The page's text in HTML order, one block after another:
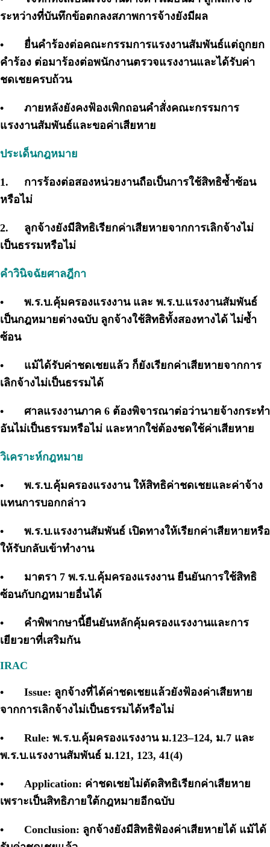
ระหว่างที่บันทึกข้อตกลงสภาพการจ้างยังมีผล
•
ยื่นคำร้องต่อคณะกรรมการแรงงานสัมพันธ์แต่ถูกยก
คำร้อง ต่อมาร้องต่อพนักงานตรวจแรงงานและได้รับค่า
ชดเชยครบถ้วน
•
ภายหลังยังคงฟ้องเพิกถอนคำสั่งคณะกรรมการ
แรงงานสัมพันธ์และขอค่าเสียหาย
ประเด็นกฎหมาย
1.
การร้องต่อสองหน่วยงานถือเป็นการใช้สิทธิซ้ำซ้อน
หรือไม่
2.
ลูกจ้างยังมีสิทธิเรียกค่าเสียหายจากการเลิกจ้างไม่
เป็นธรรมหรือไม่
คำวินิจฉัยศาลฎีกา
•
พ.ร.บ.คุ้มครองแรงงาน และ พ.ร.บ.แรงงานสัมพันธ์
เป็นกฎหมายต่างฉบับ ลูกจ้างใช้สิทธิทั้งสองทางได้ ไม่ซ้ำ
ซ้อน
•
แม้ได้รับค่าชดเชยแล้ว ก็ยังเรียกค่าเสียหายจากการ
เลิกจ้างไม่เป็นธรรมได้
•
ศาลแรงงานภาค 6 ต้องพิจารณาต่อว่านายจ้างกระทำ
อันไม่เป็นธรรมหรือไม่ และหากใช่ต้องชดใช้ค่าเสียหาย
วิเคราะห์กฎหมาย
•
พ.ร.บ.คุ้มครองแรงงาน ให้สิทธิค่าชดเชยและค่าจ้าง
แทนการบอกกล่าว
•
พ.ร.บ.แรงงานสัมพันธ์ เปิดทางให้เรียกค่าเสียหายหรือ
ให้รับกลับเข้าทำงาน
•
มาตรา 7 พ.ร.บ.คุ้มครองแรงงาน ยืนยันการใช้สิทธิ
ซ้อนกับกฎหมายอื่นได้
•
คำพิพากษานี้ยืนยันหลักคุ้มครองแรงงานและการ
เยียวยาที่เสริมกัน
IRAC
•
Issue: ลูกจ้างที่ได้ค่าชดเชยแล้วยังฟ้องค่าเสียหาย
จากการเลิกจ้างไม่เป็นธรรมได้หรือไม่
•
Rule: พ.ร.บ.คุ้มครองแรงงาน ม.123–124, ม.7 และ
พ.ร.บ.แรงงานสัมพันธ์ ม.121, 123, 41(4)
•
Application: ค่าชดเชยไม่ตัดสิทธิเรียกค่าเสียหาย
เพราะเป็นสิทธิภายใต้กฎหมายอีกฉบับ
•
Conclusion: ลูกจ้างยังมีสิทธิฟ้องค่าเสียหายได้ แม้ได้